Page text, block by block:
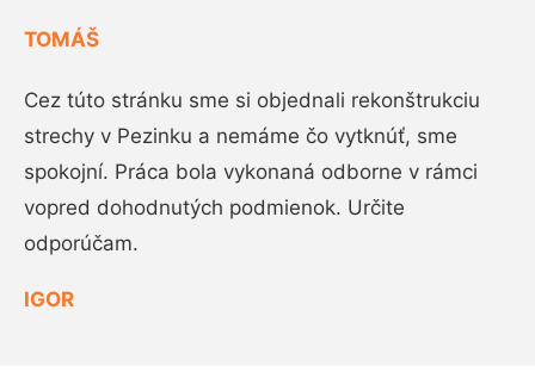
TOMÁŠ
Cez túto stránku sme si objednali rekonštrukciu
strechy v Pezinku a nemáme čo vytknúť, sme
spokojní. Práca bola vykonaná odborne v rámci
vopred dohodnutých podmienok. Určite
odporúčam.
IGOR